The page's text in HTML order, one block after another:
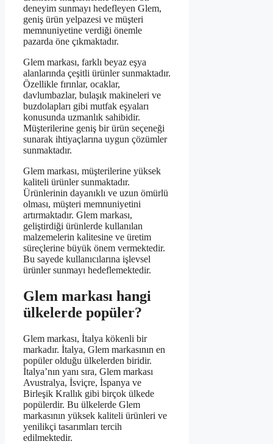
deneyim sunmayı hedefleyen Glem,
geniş ürün yelpazesi ve müşteri
memnuniyetine verdiği önemle
pazarda öne çıkmaktadır.
Glem markası, farklı beyaz eşya
alanlarında çeşitli ürünler sunmaktadır.
Özellikle fırınlar, ocaklar,
davlumbazlar, bulaşık makineleri ve
buzdolapları gibi mutfak eşyaları
konusunda uzmanlık sahibidir.
Müşterilerine geniş bir ürün seçeneği
sunarak ihtiyaçlarına uygun çözümler
sunmaktadır.
Glem markası, müşterilerine yüksek
kaliteli ürünler sunmaktadır.
Ürünlerinin dayanıklı ve uzun ömürlü
olması, müşteri memnuniyetini
artırmaktadır. Glem markası,
geliştirdiği ürünlerde kullanılan
malzemelerin kalitesine ve üretim
süreçlerine büyük önem vermektedir.
Bu sayede kullanıcılarına işlevsel
ürünler sunmayı hedeflemektedir.
Glem markası hangi
ülkelerde popüler?
Glem markası, İtalya kökenli bir
markadır. İtalya, Glem markasının en
popüler olduğu ülkelerden biridir.
İtalya’nın yanı sıra, Glem markası
Avustralya, İsviçre, İspanya ve
Birleşik Krallık gibi birçok ülkede
popülerdir. Bu ülkelerde Glem
markasının yüksek kaliteli ürünleri ve
yenilikçi tasarımları tercih
edilmektedir.